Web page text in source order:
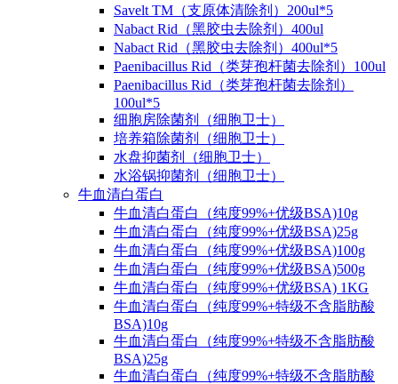
Savelt TM（支原体清除剂）200ul*5
Nabact Rid（黑胶虫去除剂）400ul
Nabact Rid（黑胶虫去除剂）400ul*5
Paenibacillus Rid（类芽孢杆菌去除剂）100ul
Paenibacillus Rid（类芽孢杆菌去除剂）
100ul*5
细胞房除菌剂（细胞卫士）
培养箱除菌剂（细胞卫士）
水盘抑菌剂（细胞卫士）
水浴锅抑菌剂（细胞卫士）
牛血清白蛋白
牛血清白蛋白（纯度99%+优级BSA)10g
牛血清白蛋白（纯度99%+优级BSA)25g
牛血清白蛋白（纯度99%+优级BSA)100g
牛血清白蛋白（纯度99%+优级BSA)500g
牛血清白蛋白（纯度99%+优级BSA) 1KG
牛血清白蛋白（纯度99%+特级不含脂肪酸
BSA)10g
牛血清白蛋白（纯度99%+特级不含脂肪酸
BSA)25g
牛血清白蛋白（纯度99%+特级不含脂肪酸